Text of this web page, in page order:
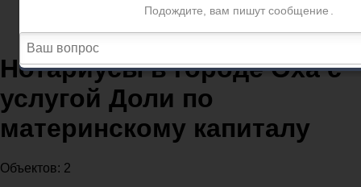
Нотариусы в городе Оха с услугой Доли по
материнскому капиталу
Нотариусы в городе Оха с
услугой Доли по
материнскому капиталу
Объектов: 2